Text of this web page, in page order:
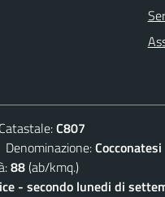
C807
Denominazione:Cocconatesi
88(ab/kmq.)
- secondo lunedi di